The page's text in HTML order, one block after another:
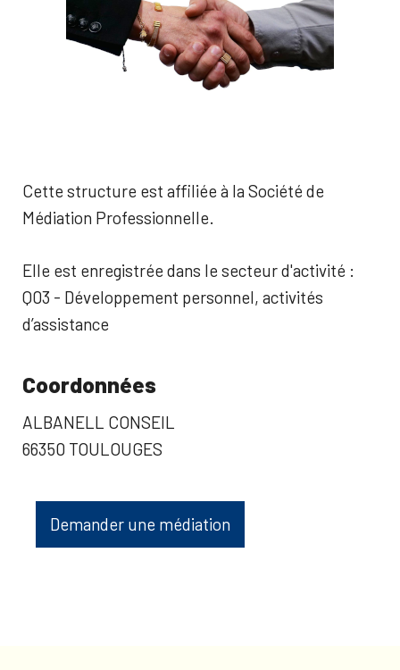
Cette structure est affiliée à la Société de
Médiation Professionnelle.
Elle est enregistrée dans le secteur d'activité :
Q03 - Développement personnel, activités
d’assistance
Coordonnées
ALBANELL CONSEIL
66350 TOULOUGES
Demander une médiation